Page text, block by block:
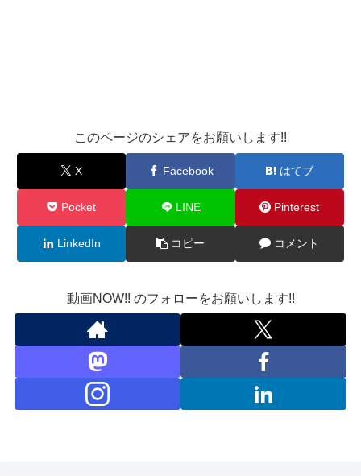
このページのシェアをお願いします!!
X Facebook はてブ
Pocket LINE Pinterest
LinkedIn コピー コメント
動画NOW!! のフォローをお願いします!!